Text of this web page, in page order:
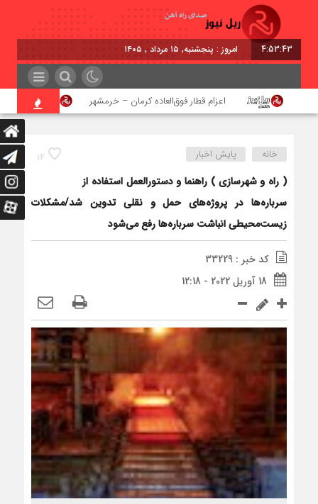
4:53:43 امروز : پنجشنبه, ۱۵ مرداد , ۱۴۰۵
اعزام قطار فوق‌العاده کرمان – خرمشهر
14 خانه پایش اخبار
( راه و شهرسازی ) راهنما و دستورالعمل استفاده از
سرباره‌ها در پروژه‌های حمل و نقلی تدوین شد/مشکلات
زیست‌محیطی انباشت سرباره‌ها رفع می‌شود
کد خبر : 33229
18 آوریل 2022 - 12:18